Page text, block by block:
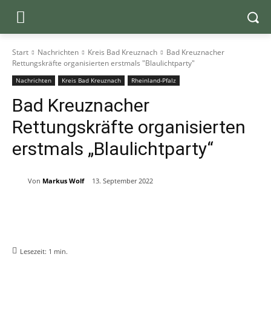
Start Nachrichten Kreis Bad Kreuznach
Bad Kreuznacher
Rettungskräfte organisierten erstmals "Blaulichtparty"
Nachrichten Kreis Bad Kreuznach Rheinland-Pfalz
Bad Kreuznacher
Rettungskräfte organisierten
erstmals „Blaulichtparty“
Von Markus Wolf 13. September 2022
Lesezeit: 1 min.